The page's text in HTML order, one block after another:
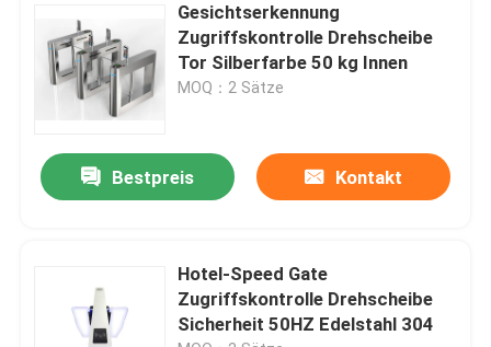
Startseite
Videos
Gesichtserkennung
Zugriffskontrolle Drehscheibe
Tor Silberfarbe 50 kg Innen
MOQ：2 Sätze
Bestpreis Kontakt
Hotel-Speed Gate
Zugriffskontrolle Drehscheibe
Sicherheit 50HZ Edelstahl 304